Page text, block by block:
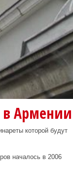
Армении
которой будут
началось в 2006